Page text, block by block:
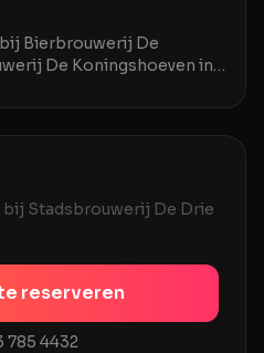
Bierbrouwerij De
De Koningshoeven in
bij Stadsbrouwerij De Drie
reserveren
785 4432